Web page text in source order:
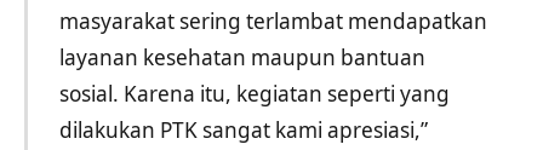
masyarakat sering terlambat mendapatkan
layanan kesehatan maupun bantuan
sosial. Karena itu, kegiatan seperti yang
dilakukan PTK sangat kami apresiasi,”